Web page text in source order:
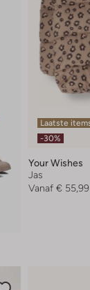
Laatste
-30%
Your Wishes
Jas
Vanaf € 55,99